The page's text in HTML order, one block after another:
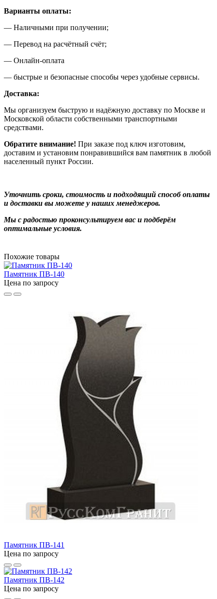
Варианты оплаты:
— Наличными при получении;
— Перевод на расчётный счёт;
— Онлайн-оплата
— быстрые и безопасные способы через удобные сервисы.
Доставка:
Мы организуем быструю и надёжную доставку по Москве и
Московской области собственными транспортными
средствами.
Обратите внимание! При заказе под ключ изготовим,
доставим и установим понравившийся вам памятник в любой
населенный пункт России.
Уточнить сроки, стоимость и подходящий способ оплаты
и доставки вы можете у наших менеджеров.
Мы с радостью проконсультируем вас и подберём
оптимальные условия.
Похожие товары
Памятник ПВ-140
Цена по запросу
Памятник ПВ-141
Цена по запросу
Памятник ПВ-142
Цена по запросу